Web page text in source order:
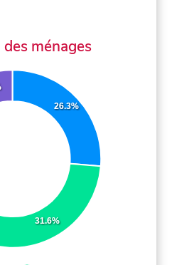
ménages
26.3%
31.6%